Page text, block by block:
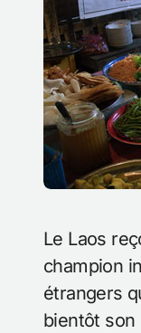
Le Laos reçoit peu de visiteurs par rapport à ses voisins très convoités. La Thaïlande, le
champion
étrangers
bientôt son